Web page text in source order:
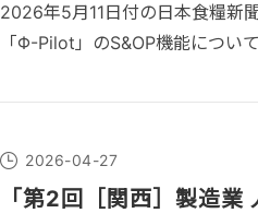
2026年5月11日付の日本食糧新
「Φ-Pilot」のS&OP機能につい
2026-04-27
「第2回［関西］製造